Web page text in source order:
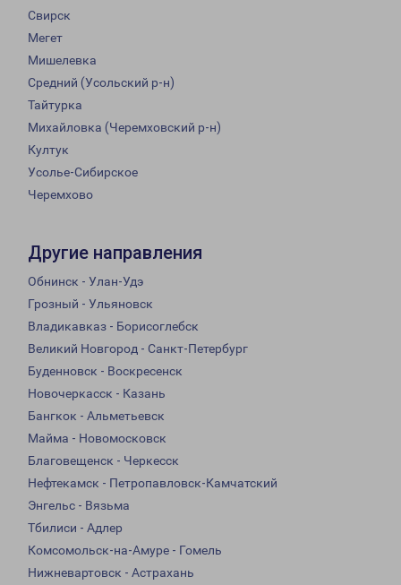
Свирск
Мегет
Мишелевка
Средний (Усольский р-н)
Тайтурка
Михайловка (Черемховский р-н)
Култук
Усолье-Сибирское
Черемхово
Другие направления
Обнинск - Улан-Удэ
Грозный - Ульяновск
Владикавказ - Борисоглебск
Великий Новгород - Санкт-Петербург
Буденновск - Воскресенск
Новочеркасск - Казань
Бангкок - Альметьевск
Майма - Новомосковск
Благовещенск - Черкесск
Нефтекамск - Петропавловск-Камчатский
Энгельс - Вязьма
Тбилиси - Адлер
Комсомольск-на-Амуре - Гомель
Нижневартовск - Астрахань